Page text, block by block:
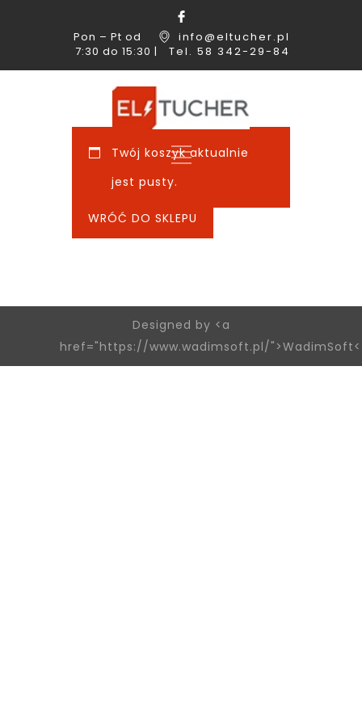
info@eltucher.pl
Tel. 58 342-29-84
Pon – Pt od
7:30 do 15:30 |
Twój koszyk aktualnie
jest pusty.
WRÓĆ DO SKLEPU
Designed by <a
href="https://www.wadimsoft.pl/